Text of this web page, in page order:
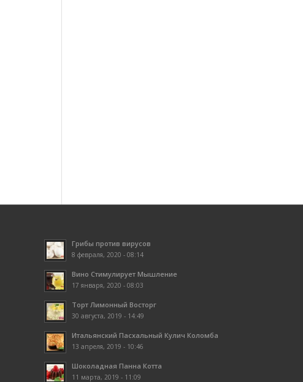
Грибы против вирусов
8 февраля, 2020 - 08:14
Вино Стимулирует Мышление
17 января, 2020 - 08:03
Торт Лимонный Восторг
30 августа, 2019 - 14:49
Итальянский Пасхальный Кулич Коломба
13 апреля, 2019 - 10:46
Шоколадная Панна Котта
11 марта, 2019 - 11:09